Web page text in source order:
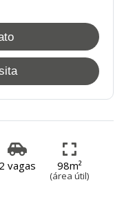
2 vagas 98m²
(área útil)